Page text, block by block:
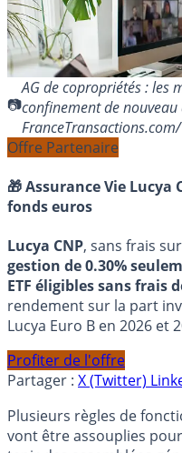
AG de copropriétés : les
confinement de
Offre Partenaire
🎁 Assurance Vie Lucya
fonds euros
Lucya CNP, sans frais
gestion de 0.30%
ETF éligibles sans frais
rendement sur la part
Lucya Euro B en 2026 et
Profiter de l'offre
Partager : X (Twitter)
Plusieurs règles de
vont être assouplies